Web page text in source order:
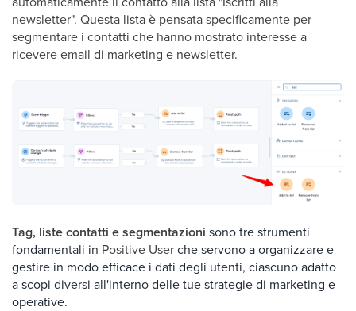
newsletter". Questa lista è pensata specificamente per
segmentare i contatti che hanno mostrato interesse a
ricevere email di marketing e newsletter.
Tag, liste contatti e segmentazioni sono tre strumenti
fondamentali in Positive Userche servono a organizzare e
gestire in modo efficace i dati degli utenti, ciascuno adatto
a scopi diversi all'interno delle tue strategie di marketing e
operative.